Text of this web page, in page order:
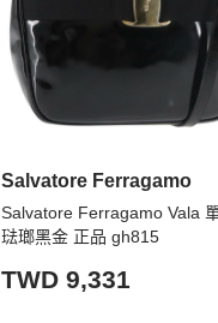
Salvatore Ferragamo
Salvatore Ferragamo Vala
琺瑯黑金 正品 gh815
TWD 9,331